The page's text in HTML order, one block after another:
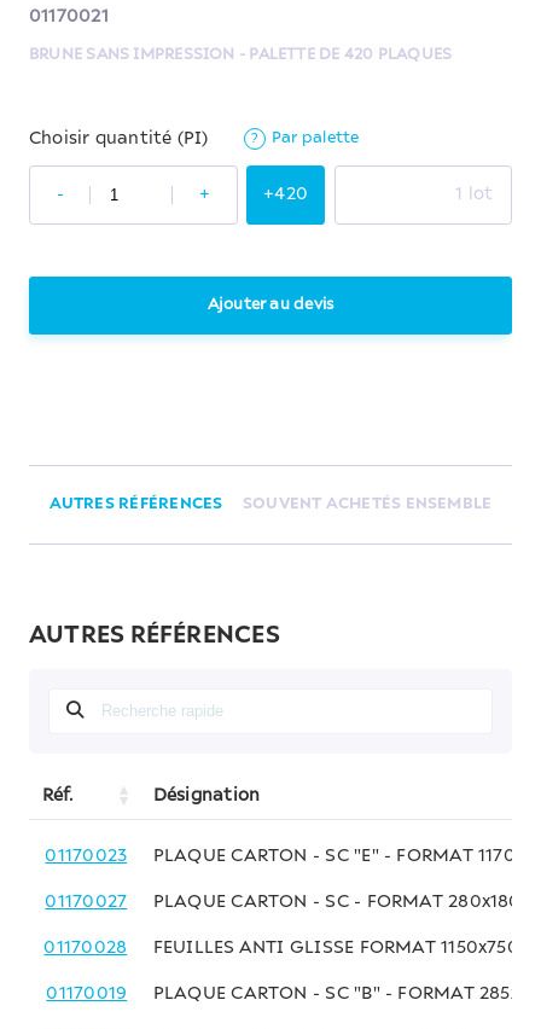
01170021
BRUNE SANS IMPRESSION - PALETTE DE 420 PLAQUES
Choisir quantité (PI) ? Par palette
- + +420 1 lot
Ajouter au devis
AUTRES RÉFÉRENCES SOUVENT ACHETÉS ENSEMBLE
AUTRES RÉFÉRENCES
Réf. Désignation
01170023 PLAQUE CARTON - SC "E" - FORMAT
01170027 PLAQUE CARTON - SC - FORMAT
01170028 FEUILLES ANTI GLISSE FORMAT
01170019 PLAQUE CARTON - SC "B" - FORMAT